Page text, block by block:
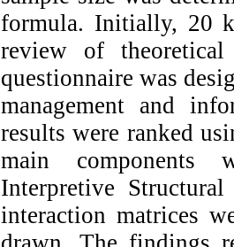
formula. Initially, 20
review of
questionnaire was
management and
results were ranked
main components
Interpretive
interaction matrices